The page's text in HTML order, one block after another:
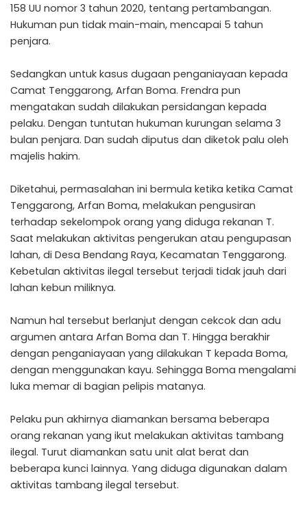
158 UU nomor 3 tahun 2020, tentang pertambangan.
Hukuman pun tidak main-main, mencapai 5 tahun
penjara.
Sedangkan untuk kasus dugaan penganiayaan kepada
Camat Tenggarong, Arfan Boma. Frendra pun
mengatakan sudah dilakukan persidangan kepada
pelaku. Dengan tuntutan hukuman kurungan selama 3
bulan penjara. Dan sudah diputus dan diketok palu oleh
majelis hakim.
Diketahui, permasalahan ini bermula ketika ketika Camat
Tenggarong, Arfan Boma, melakukan pengusiran
terhadap sekelompok orang yang diduga rekanan T.
Saat melakukan aktivitas pengerukan atau pengupasan
lahan, di Desa Bendang Raya, Kecamatan Tenggarong.
Kebetulan aktivitas ilegal tersebut terjadi tidak jauh dari
lahan kebun miliknya.
Namun hal tersebut berlanjut dengan cekcok dan adu
argumen antara Arfan Boma dan T. Hingga berakhir
dengan penganiayaan yang dilakukan T kepada Boma,
dengan menggunakan kayu. Sehingga Boma mengalami
luka memar di bagian pelipis matanya.
Pelaku pun akhirnya diamankan bersama beberapa
orang rekanan yang ikut melakukan aktivitas tambang
ilegal. Turut diamankan satu unit alat berat dan
beberapa kunci lainnya. Yang diduga digunakan dalam
aktivitas tambang ilegal tersebut.